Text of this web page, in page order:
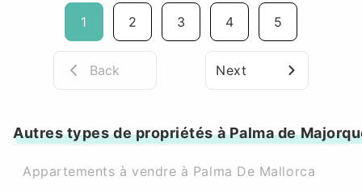
1 2 3 4 5
Back Next
Autres types de propriétés à Palma de
Appartements à vendre à Palma De Mallorca